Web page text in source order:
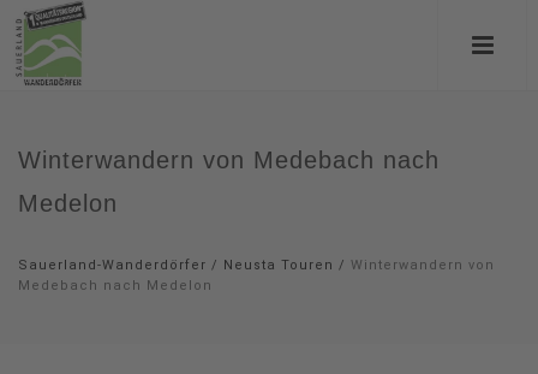
Winterwandern von Medebach nach
Medelon
Sauerland-Wanderdörfer / Neusta Touren / Winterwandern von
Medebach nach Medelon